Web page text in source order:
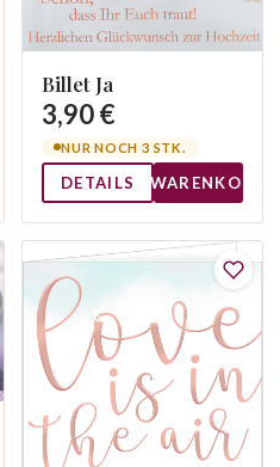
Billet Ja
3,90 €
NUR NOCH 3 STK.
DETAILS WARENKORB